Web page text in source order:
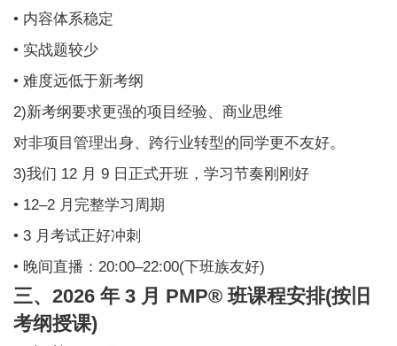
• 内容体系稳定
• 实战题较少
• 难度远低于新考纲
2)新考纲要求更强的项目经验、商业思维
对非项目管理出身、跨行业转型的同学更不友好。
3)我们 12 月 9 日正式开班，学习节奏刚刚好
• 12–2 月完整学习周期
• 3 月考试正好冲刺
• 晚间直播：20:00–22:00(下班族友好)
三、2026 年 3 月 PMP® 班课程安排(按旧
考纲授课)